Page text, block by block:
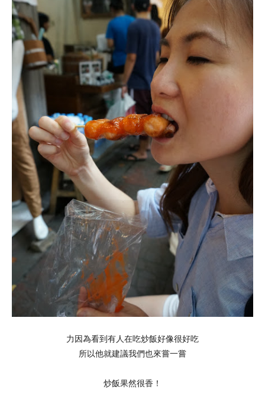
力因為看到有人在吃炒飯好像很好吃
所以他就建議我們也來嘗一嘗
炒飯果然很香！